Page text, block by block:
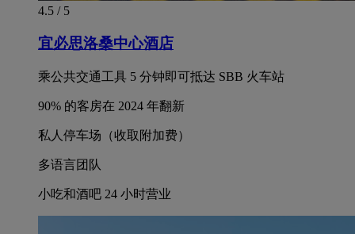
4.5 / 5
宜必思洛桑中心酒店
乘公共交通工具 5 分钟即可抵达 SBB 火车站
90% 的客房在 2024 年翻新
私人停车场（收取附加费）
多语言团队
小吃和酒吧 24 小时营业